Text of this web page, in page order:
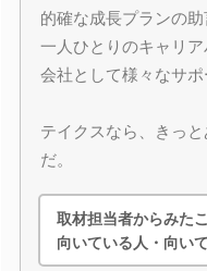
的確な成長プランの助
一人ひとりのキャリア
会社として様々なサポ
テイクスなら、きっ
だ。
取材担当者からみた
向いている人・向い